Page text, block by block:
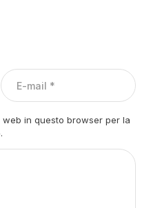
web in questo browser per la